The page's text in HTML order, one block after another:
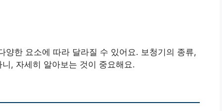
양한 요소에 따라 달라질 수 있어요. 보청기의 종류,
, 자세히 알아보는 것이 중요해요.